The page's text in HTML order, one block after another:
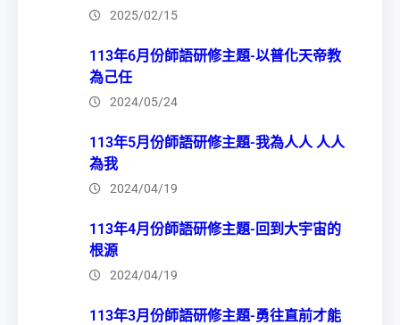
2025/02/15
113年6月份師語研修主題-以普化天帝教
為己任
2024/05/24
113年5月份師語研修主題-我為人人 人人
為我
2024/04/19
113年4月份師語研修主題-回到大宇宙的
根源
2024/04/19
113年3月份師語研修主題-勇往直前才能